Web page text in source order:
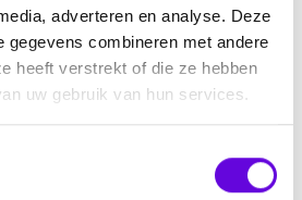
adverteren en analyse. Deze
gegevens combineren met andere
heeft verstrekt of die ze hebben
uw gebruik van hun services.
boeken via:
e6dh6HAKbvfdpnJS7